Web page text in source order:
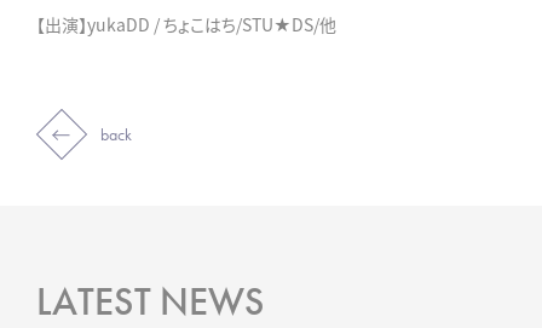
【出演】yukaDD / ちょこはち/STU★DS/他
back
LATEST NEWS